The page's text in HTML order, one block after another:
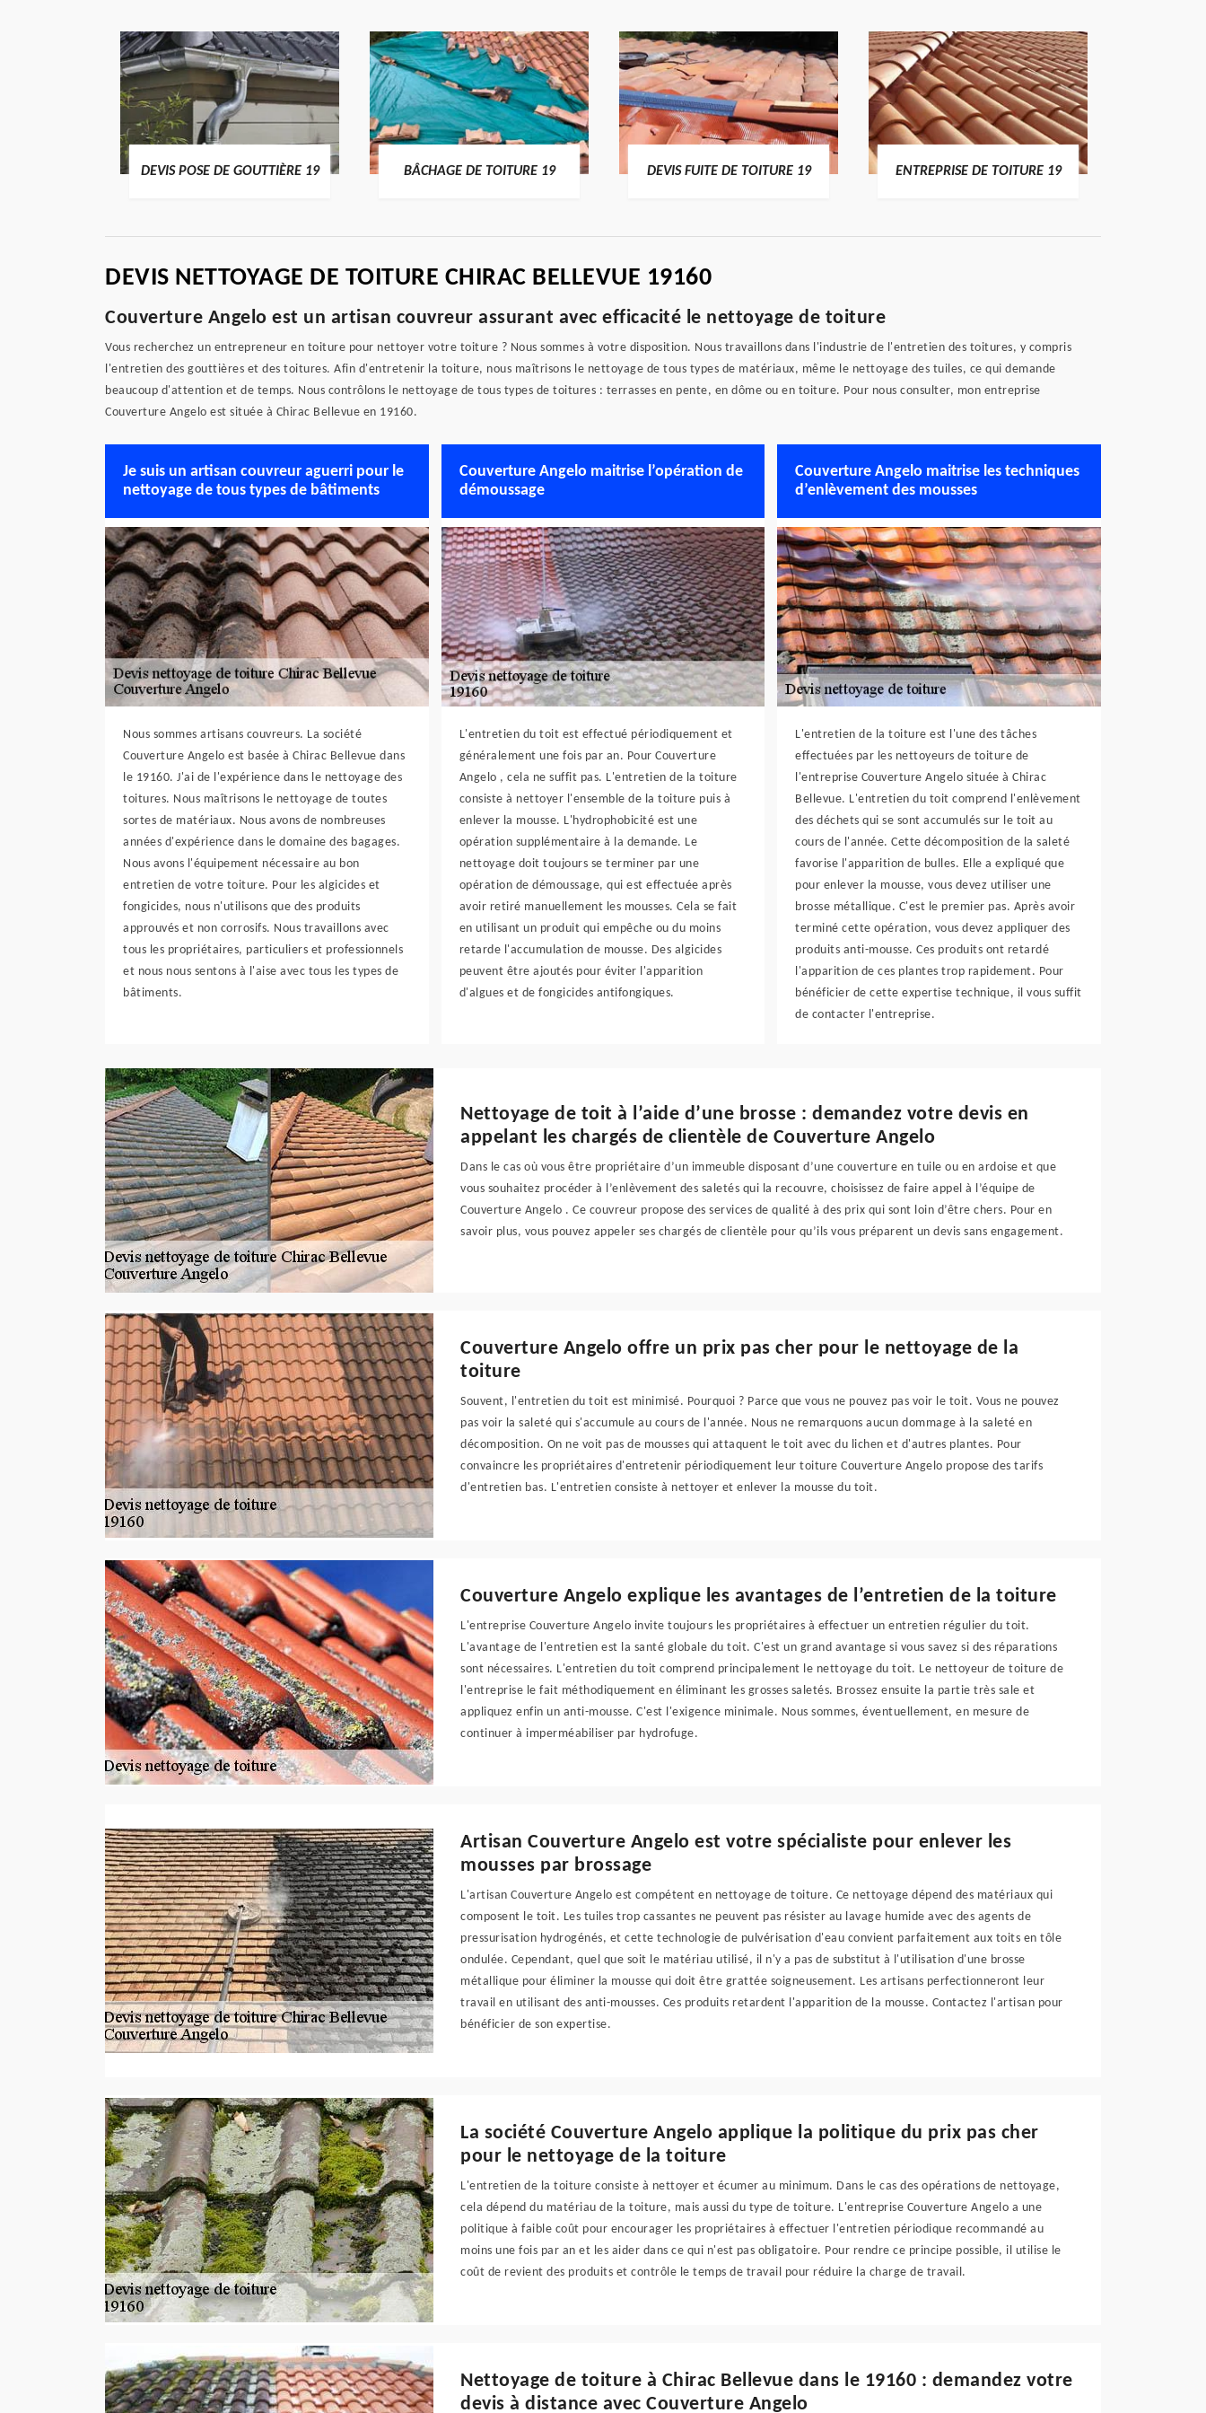
DEVIS POSE DE GOUTTIÈRE 19 BÂCHAGE DE TOITURE 19 DEVIS FUITE DE TOITURE 19 ENTREPRISE DE TOITURE 19
DEVIS NETTOYAGE DE TOITURE CHIRAC BELLEVUE 19160
Couverture Angelo est un artisan couvreur assurant avec efficacité le nettoyage de toiture
Vous recherchez un entrepreneur en toiture pour nettoyer votre toiture ? Nous sommes à votre disposition. Nous travaillons dans l'industrie de l'entretien des toitures, y compris
l'entretien des gouttières et des toitures. Afin d'entretenir la toiture, nous maîtrisons le nettoyage de tous types de matériaux, même le nettoyage des tuiles, ce qui demande
beaucoup d'attention et de temps. Nous contrôlons le nettoyage de tous types de toitures : terrasses en pente, en dôme ou en toiture. Pour nous consulter, mon entreprise
Couverture Angelo est située à Chirac Bellevue en 19160.
Je suis un artisan couvreur aguerri pour le
nettoyage de tous types de bâtiments
Nous sommes artisans couvreurs. La société
Couverture Angelo est basée à Chirac Bellevue dans
le 19160. J'ai de l'expérience dans le nettoyage des
toitures. Nous maîtrisons le nettoyage de toutes
sortes de matériaux. Nous avons de nombreuses
années d'expérience dans le domaine des bagages.
Nous avons l'équipement nécessaire au bon
entretien de votre toiture. Pour les algicides et
fongicides, nous n'utilisons que des produits
approuvés et non corrosifs. Nous travaillons avec
tous les propriétaires, particuliers et professionnels
et nous nous sentons à l'aise avec tous les types de
bâtiments.
Couverture Angelo maitrise l’opération de
démoussage
L'entretien du toit est effectué périodiquement et
généralement une fois par an. Pour Couverture
Angelo , cela ne suffit pas. L'entretien de la toiture
consiste à nettoyer l'ensemble de la toiture puis à
enlever la mousse. L'hydrophobicité est une
opération supplémentaire à la demande. Le
nettoyage doit toujours se terminer par une
opération de démoussage, qui est effectuée après
avoir retiré manuellement les mousses. Cela se fait
en utilisant un produit qui empêche ou du moins
retarde l'accumulation de mousse. Des algicides
peuvent être ajoutés pour éviter l'apparition
d'algues et de fongicides antifongiques.
Couverture Angelo maitrise les techniques
d’enlèvement des mousses
L'entretien de la toiture est l'une des tâches
effectuées par les nettoyeurs de toiture de
l'entreprise Couverture Angelo située à Chirac
Bellevue. L'entretien du toit comprend l'enlèvement
des déchets qui se sont accumulés sur le toit au
cours de l'année. Cette décomposition de la saleté
favorise l'apparition de bulles. Elle a expliqué que
pour enlever la mousse, vous devez utiliser une
brosse métallique. C'est le premier pas. Après avoir
terminé cette opération, vous devez appliquer des
produits anti-mousse. Ces produits ont retardé
l'apparition de ces plantes trop rapidement. Pour
bénéficier de cette expertise technique, il vous suffit
de contacter l'entreprise.
Nettoyage de toit à l’aide d’une brosse : demandez votre devis en
appelant les chargés de clientèle de Couverture Angelo
Dans le cas où vous être propriétaire d’un immeuble disposant d’une couverture en tuile ou en ardoise et que
vous souhaitez procéder à l’enlèvement des saletés qui la recouvre, choisissez de faire appel à l’équipe de
Couverture Angelo . Ce couvreur propose des services de qualité à des prix qui sont loin d’être chers. Pour en
savoir plus, vous pouvez appeler ses chargés de clientèle pour qu’ils vous préparent un devis sans engagement.
Couverture Angelo offre un prix pas cher pour le nettoyage de la
toiture
Souvent, l'entretien du toit est minimisé. Pourquoi ? Parce que vous ne pouvez pas voir le toit. Vous ne pouvez
pas voir la saleté qui s'accumule au cours de l'année. Nous ne remarquons aucun dommage à la saleté en
décomposition. On ne voit pas de mousses qui attaquent le toit avec du lichen et d'autres plantes. Pour
convaincre les propriétaires d'entretenir périodiquement leur toiture Couverture Angelo propose des tarifs
d'entretien bas. L'entretien consiste à nettoyer et enlever la mousse du toit.
Couverture Angelo explique les avantages de l’entretien de la toiture
L'entreprise Couverture Angelo invite toujours les propriétaires à effectuer un entretien régulier du toit.
L'avantage de l'entretien est la santé globale du toit. C'est un grand avantage si vous savez si des réparations
sont nécessaires. L'entretien du toit comprend principalement le nettoyage du toit. Le nettoyeur de toiture de
l'entreprise le fait méthodiquement en éliminant les grosses saletés. Brossez ensuite la partie très sale et
appliquez enfin un anti-mousse. C'est l'exigence minimale. Nous sommes, éventuellement, en mesure de
continuer à imperméabiliser par hydrofuge.
Artisan Couverture Angelo est votre spécialiste pour enlever les
mousses par brossage
L'artisan Couverture Angelo est compétent en nettoyage de toiture. Ce nettoyage dépend des matériaux qui
composent le toit. Les tuiles trop cassantes ne peuvent pas résister au lavage humide avec des agents de
pressurisation hydrogénés, et cette technologie de pulvérisation d'eau convient parfaitement aux toits en tôle
ondulée. Cependant, quel que soit le matériau utilisé, il n'y a pas de substitut à l'utilisation d'une brosse
métallique pour éliminer la mousse qui doit être grattée soigneusement. Les artisans perfectionneront leur
travail en utilisant des anti-mousses. Ces produits retardent l'apparition de la mousse. Contactez l'artisan pour
bénéficier de son expertise.
La société Couverture Angelo applique la politique du prix pas cher
pour le nettoyage de la toiture
L'entretien de la toiture consiste à nettoyer et écumer au minimum. Dans le cas des opérations de nettoyage,
cela dépend du matériau de la toiture, mais aussi du type de toiture. L'entreprise Couverture Angelo a une
politique à faible coût pour encourager les propriétaires à effectuer l'entretien périodique recommandé au
moins une fois par an et les aider dans ce qui n'est pas obligatoire. Pour rendre ce principe possible, il utilise le
coût de revient des produits et contrôle le temps de travail pour réduire la charge de travail.
Nettoyage de toiture à Chirac Bellevue dans le 19160 : demandez votre
devis à distance avec Couverture Angelo